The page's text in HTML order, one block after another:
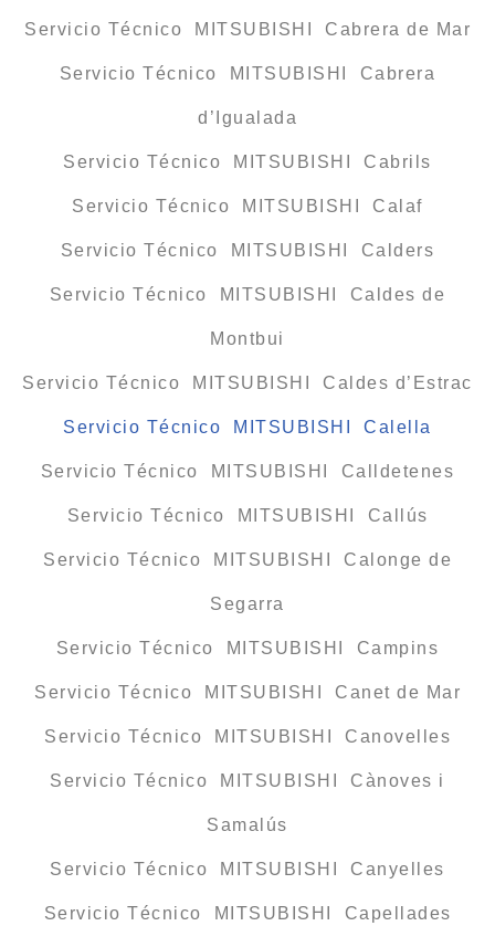
Servicio Técnico MITSUBISHI Cabrera de Mar
Servicio Técnico MITSUBISHI Cabrera
d’Igualada
Servicio Técnico MITSUBISHI Cabrils
Servicio Técnico MITSUBISHI Calaf
Servicio Técnico MITSUBISHI Calders
Servicio Técnico MITSUBISHI Caldes de
Montbui
Servicio Técnico MITSUBISHI Caldes d’Estrac
Servicio Técnico MITSUBISHI Calella
Servicio Técnico MITSUBISHI Calldetenes
Servicio Técnico MITSUBISHI Callús
Servicio Técnico MITSUBISHI Calonge de
Segarra
Servicio Técnico MITSUBISHI Campins
Servicio Técnico MITSUBISHI Canet de Mar
Servicio Técnico MITSUBISHI Canovelles
Servicio Técnico MITSUBISHI Cànoves i
Samalús
Servicio Técnico MITSUBISHI Canyelles
Servicio Técnico MITSUBISHI Capellades